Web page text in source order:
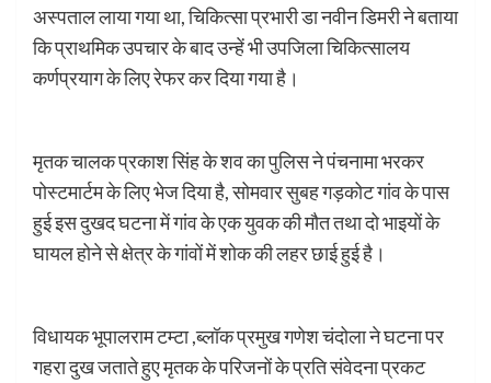
अस्पताल लाया गया था, चिकित्सा प्रभारी डा नवीन डिमरी ने बताया
कि प्राथमिक उपचार के बाद उन्हें भी उपजिला चिकित्सालय
कर्णप्रयाग के लिए रेफर कर दिया गया है।
मृतक चालक प्रकाश सिंह के शव का पुलिस ने पंचनामा भरकर
पोस्टमार्टम के लिए भेज दिया है, सोमवार सुबह गड़कोट गांव के पास
हुई इस दुखद घटना में गांव के एक युवक की मौत तथा दो भाइयों के
घायल होने से क्षेत्र के गांवों में शोक की लहर छाई हुई है।
विधायक भूपालराम टम्टा ,ब्लॉक प्रमुख गणेश चंदोला ने घटना पर
गहरा दुख जताते हुए मृतक के परिजनों के प्रति संवेदना प्रकट